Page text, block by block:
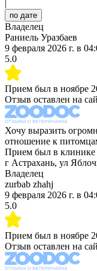
по дате
Владелец
Раниель Уразбаев
9 февраля 2026 г. в
5.0
Прием был в ноябре
Отзыв оставлен на
Хочу выразить
отношение к
Прием был в клинике
г Астрахань, ул
Владелец
zurbab zhahj
9 февраля 2026 г. в
5.0
Прием был в ноябре
Отзыв оставлен на